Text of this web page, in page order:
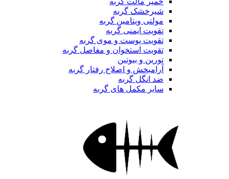
شیرخشک گربه
مولتی ویتامین گربه
تقویت ایمنی گربه
تقویت پوست و موی گربه
تقویت استخوان و مفاصل گربه
تورین و بیوتین
آرامبخش و اصلاح رفتار گربه
ضد انگل گربه
سایر مکمل های گربه